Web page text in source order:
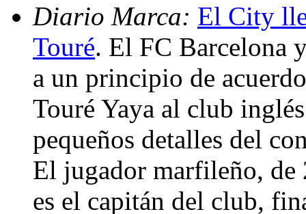
Diario Marca: El City
Touré. El FC Barcelona
a un principio de
Touré Yaya al club
pequeños detalles del
El jugador marfileño, de
es el capitán del club,